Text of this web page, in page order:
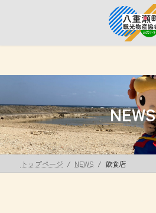
ス
プ
ン
動
NEWS
トップページ NEWS 飲食店